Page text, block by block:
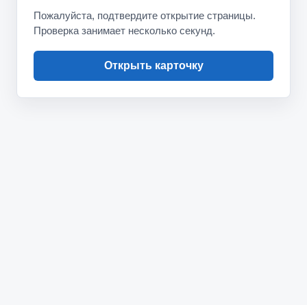
Пожалуйста, подтвердите открытие страницы.
Проверка занимает несколько секунд.
Открыть карточку